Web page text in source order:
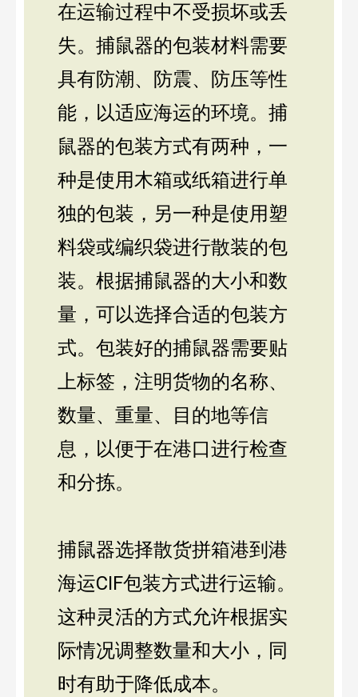
在运输过程中不受损坏或丢
失。捕鼠器的包装材料需要
具有防潮、防震、防压等性
能，以适应海运的环境。捕
鼠器的包装方式有两种，一
种是使用木箱或纸箱进行单
独的包装，另一种是使用塑
料袋或编织袋进行散装的包
装。根据捕鼠器的大小和数
量，可以选择合适的包装方
式。包装好的捕鼠器需要贴
上标签，注明货物的名称、
数量、重量、目的地等信
息，以便于在港口进行检查
和分拣。
捕鼠器选择散货拼箱港到港
海运CIF包装方式进行运输。
这种灵活的方式允许根据实
际情况调整数量和大小，同
时有助于降低成本。